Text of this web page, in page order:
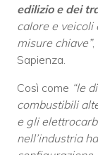
edilizio e dei
calore e veicoli
misure chiave”,
Sapienza.
Così come “le
combustibili
e gli
nell’industria